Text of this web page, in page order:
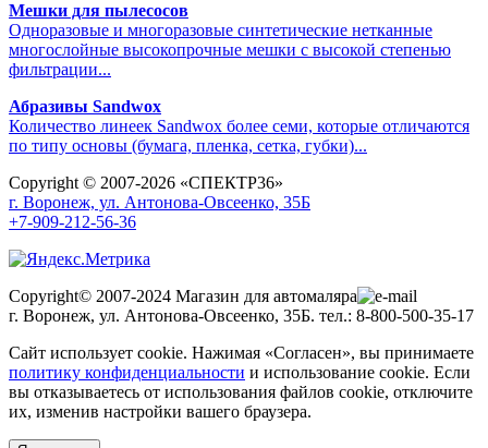
Мешки для пылесосов
Одноразовые и многоразовые синтетические нетканные
многослойные высокопрочные мешки с высокой степенью
фильтрации...
Абразивы Sandwox
Количество линеек Sandwox более семи, которые отличаются
по типу основы (бумага, пленка, сетка, губки)...
Copyright © 2007-2026 «СПЕКТР36»
г. Воронеж, ул. Антонова-Овсеенко, 35Б
+7-909-212-56-36
Copyright© 2007-2024 Магазин для автомаляра
г. Воронеж, ул. Антонова-Овсеенко, 35Б. тел.: 8-800-500-35-17
Сайт использует cookie. Нажимая «Согласен», вы принимаете
политику конфиденциальности и использование cookie. Если
вы отказываетесь от использования файлов cookie, отключите
их, изменив настройки вашего браузера.